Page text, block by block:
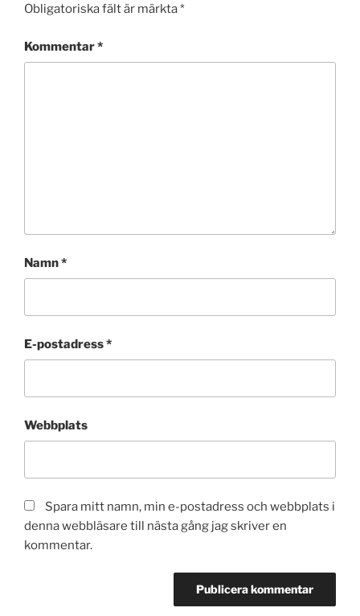
Obligatoriska fält är märkta*
Kommentar*
Namn*
E-postadress*
Webbplats
Spara mitt namn, min e-postadress och webbplats i
denna webbläsare till nästa gång jag skriver en
kommentar.